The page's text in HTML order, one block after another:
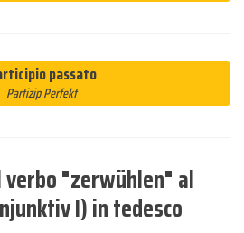
passato
Partizip Perfekt
verbo "zerwühlen" al
I) in tedesco